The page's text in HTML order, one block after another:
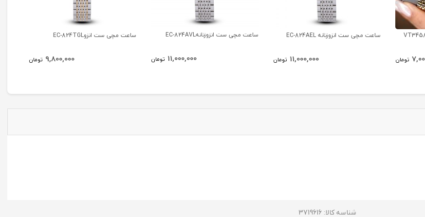
تومان
ساعت مچی ست انزوزنانه EC-824AEL
11,000,000 تومان
ساعت مچی ست انزوزنانهEC-824AVL
11,000,000 تومان
ساعت مچی ست انزوEC-824TGL
9,800,000 تومان
شناسه کالا: 3719616